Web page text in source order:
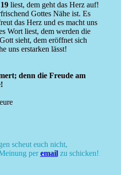
liest, dem geht das Herz auf!
Gottes Nähe ist. Es
das Herz und es macht uns
Wort liest, dem werden die
sieht, dem eröffnet sich
uns erstarken lässt!
denn die Freude am
scheut euch nicht,
peremailzu schicken!